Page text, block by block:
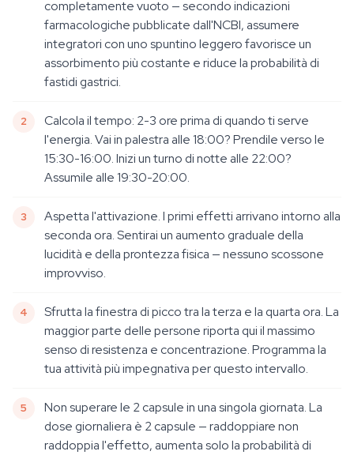
completamente vuoto — secondo indicazioni
farmacologiche pubblicate dall'NCBI, assumere
integratori con uno spuntino leggero favorisce un
assorbimento più costante e riduce la probabilità di
fastidi gastrici.
Calcola il tempo: 2-3 ore prima di quando ti serve
l'energia. Vai in palestra alle 18:00? Prendile verso le
15:30-16:00. Inizi un turno di notte alle 22:00?
Assumile alle 19:30-20:00.
Aspetta l'attivazione. I primi effetti arrivano intorno alla
seconda ora. Sentirai un aumento graduale della
lucidità e della prontezza fisica — nessuno scossone
improvviso.
Sfrutta la finestra di picco tra la terza e la quarta ora. La
maggior parte delle persone riporta qui il massimo
senso di resistenza e concentrazione. Programma la
tua attività più impegnativa per questo intervallo.
Non superare le 2 capsule in una singola giornata. La
dose giornaliera è 2 capsule — raddoppiare non
raddoppia l'effetto, aumenta solo la probabilità di